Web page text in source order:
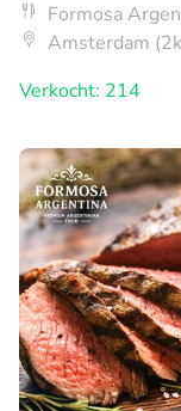
Formosa
Amsterdam
Verkocht: 214